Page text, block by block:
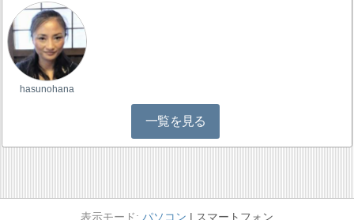
hasunohana
一覧を見る
パソコン スマートフォン